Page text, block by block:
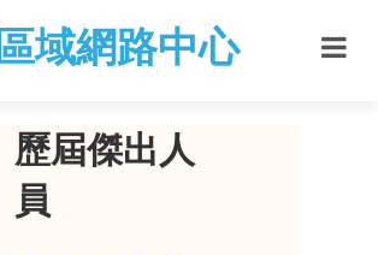
區域網路中心
歷屆傑出人
員